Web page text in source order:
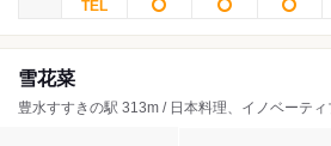
雪花菜
豊水すすきの駅 313m / 日本料理、イノベーティ